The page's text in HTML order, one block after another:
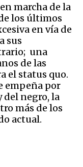
marcha de la
los últimos
en vía de
sus
una
de las
el status quo.
empeña por
del negro, la
más de los
actual.